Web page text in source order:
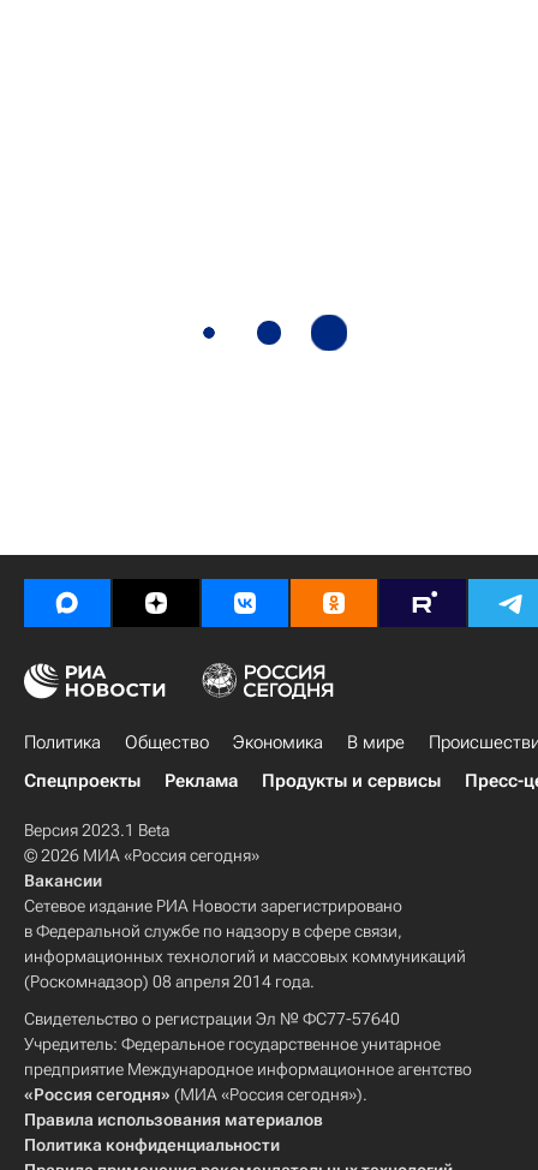
Политика Общество Экономика В мире
Спецпроекты
Реклама Продукты и сервисы Пресс-
Версия 2023.1 Beta
© 2026 МИА «Россия сегодня»
Вакансии
Сетевое издание РИА Новости зарегистрировано
в Федеральной службе по надзору в сфере связи,
информационных технологий и массовых коммуникаций
(Роскомнадзор) 08 апреля 2014 года.
Свидетельство о регистрации Эл № ФС77-57640
Учредитель: Федеральное государственное унитарное
предприятие Международное информационное агентство
«Россия сегодня» (МИА «Россия сегодня»).
Правила использования материалов
Политика конфиденциальности